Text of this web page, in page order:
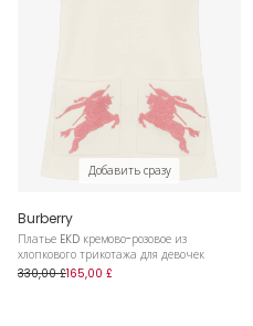
Добавить сразу
Burberry
Платье EKD кремово-розовое из
хлопкового трикотажа для девочек
330,00 £165,00 £